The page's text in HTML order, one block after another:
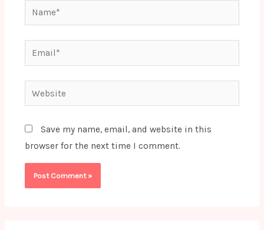
Name*
Email*
Website
Save my name, email, and website in this
browser for the next time I comment.